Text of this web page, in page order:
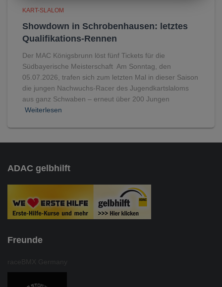
KART-SLALOM
Showdown in Schrobenhausen: letztes
Qualifikations-Rennen
Der MAC Königsbrunn löst fünf Tickets für die
Südbayerische Meisterschaft Am Sonntag, den
05.07.2026, trafen sich zum letzten Mal in dieser Saison
die jungen Nachwuchs-Racer des Jugendkartslaloms
aus ganz Schwaben – erneut über 200 Jungen
Weiterlesen
ADAC gelbhilft
Freunde